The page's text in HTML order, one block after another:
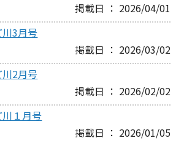
掲載日 ： 2026/04/01
3月号
掲載日 ： 2026/03/02
2月号
掲載日 ： 2026/02/02
１月号
掲載日 ： 2026/01/05